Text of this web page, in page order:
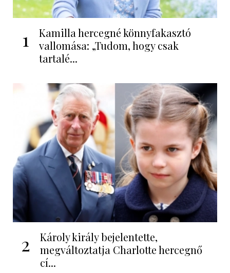
1
Kamilla hercegné könnyfakasztó
vallomása: „Tudom, hogy csak
tartalé...
2
Károly király bejelentette,
megváltoztatja Charlotte hercegnő
cí...